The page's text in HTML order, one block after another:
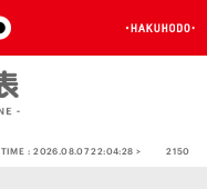
TIME :2026.08.07 22:04:28 > 2150